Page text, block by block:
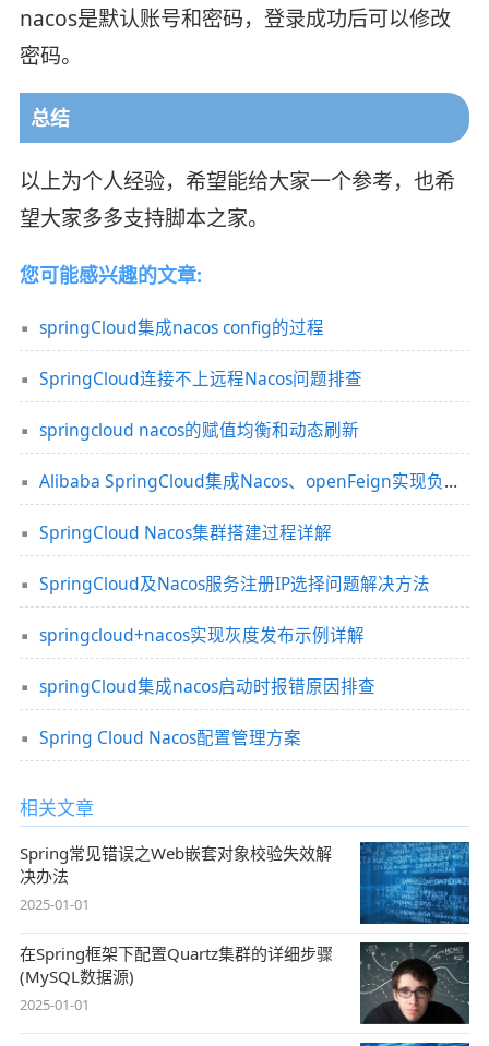
nacos是默认账号和密码，登录成功后可以修改
密码。
总结
以上为个人经验，希望能给大家一个参考，也希
望大家多多支持脚本之家。
您可能感兴趣的文章:
springCloud集成nacos config的过程
SpringCloud连接不上远程Nacos问题排查
springcloud nacos的赋值均衡和动态刷新
Alibaba SpringCloud集成Nacos、openFeign实现负载均衡的解决方案
SpringCloud Nacos集群搭建过程详解
SpringCloud及Nacos服务注册IP选择问题解决方法
springcloud+nacos实现灰度发布示例详解
springCloud集成nacos启动时报错原因排查
Spring Cloud Nacos配置管理方案
相关文章
Spring常见错误之Web嵌套对象校验失效解
决办法
2025-01-01
在Spring框架下配置Quartz集群的详细步骤
(MySQL数据源)
2025-01-01